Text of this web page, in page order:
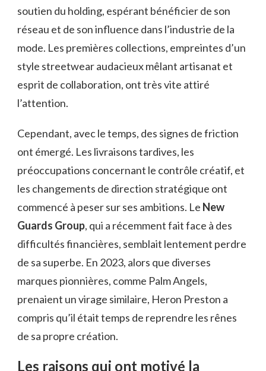
soutien du holding, espérant bénéficier de son
réseau et de son influence dans l’industrie de la
mode. Les premières collections, empreintes d’un
style streetwear audacieux mêlant artisanat et
esprit de collaboration, ont très vite attiré
l’attention.
Cependant, avec le temps, des signes de friction
ont émergé. Les livraisons tardives, les
préoccupations concernant le contrôle créatif, et
les changements de direction stratégique ont
commencé à peser sur ses ambitions. Le New
Guards Group, qui a récemment fait face à des
difficultés financières, semblait lentement perdre
de sa superbe. En 2023, alors que diverses
marques pionnières, comme Palm Angels,
prenaient un virage similaire, Heron Preston a
compris qu’il était temps de reprendre les rênes
de sa propre création.
Les raisons qui ont motivé la